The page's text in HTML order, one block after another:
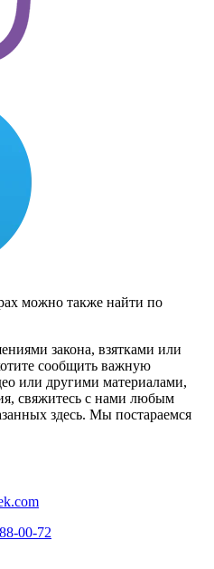
можно также найти по
закона, взятками или
сообщить важную
или другими материалами,
свяжитесь с нами любым
здесь. Мы постараемся
00-72